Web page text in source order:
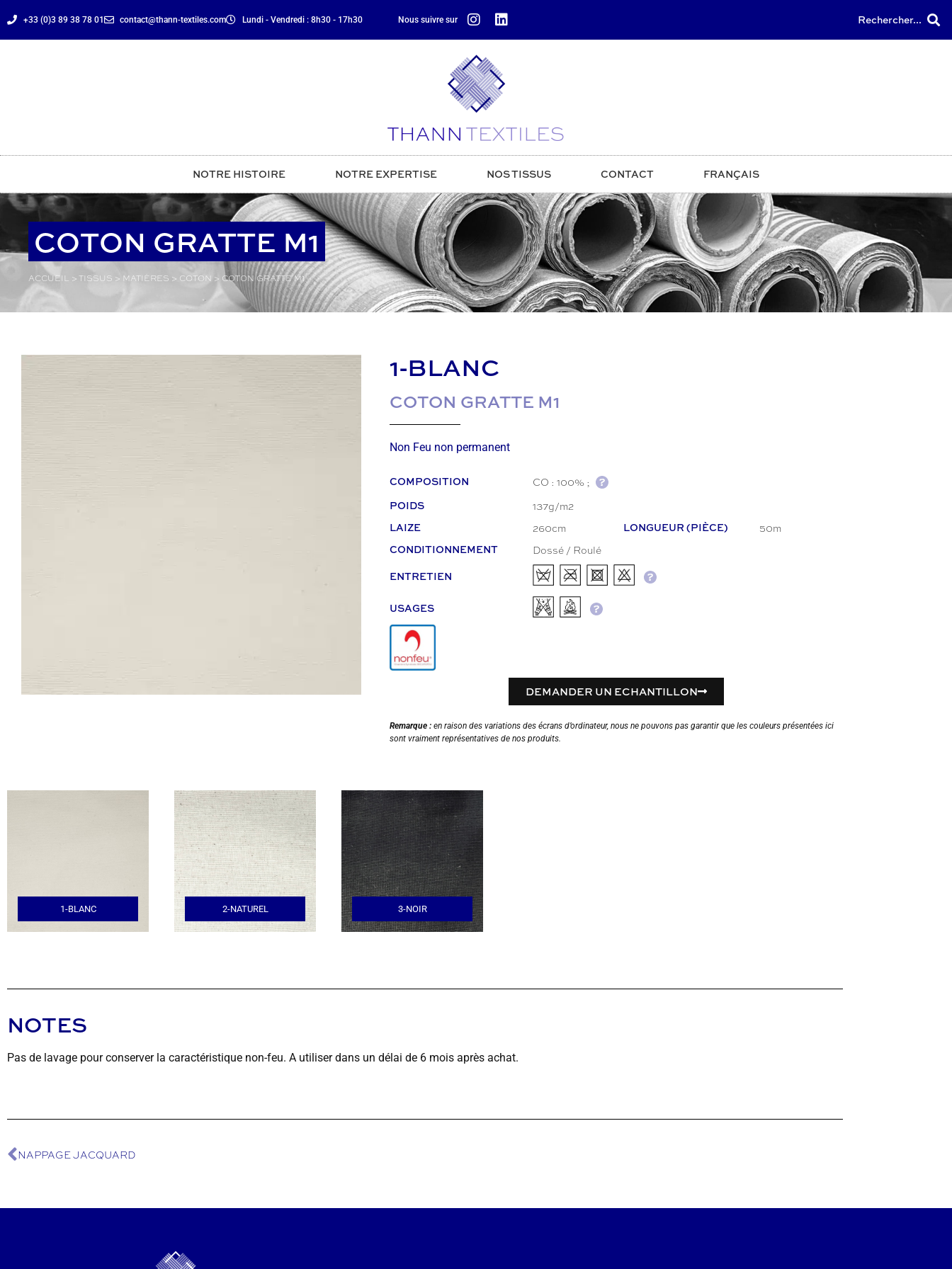
principal+33 (0)3 89 38 78 01 contact@thann-textiles.com Lundi - Vendredi : 8h30 - 17h30 Nous suivre sur Rechercher...
NOTRE HISTOIRE NOTRE EXPERTISE NOS TISSUS CONTACT FRANÇAIS
COTON GRATTE M1
ACCUEIL > TISSUS > MATIÈRES > COTON > COTON GRATTE M1
1-BLANC
COTON GRATTE M1
Non Feu non permanent
COMPOSITION CO : 100% ;
POIDS 137g/m2
LAIZE 260cm LONGUEUR (PIÈCE) 50m
CONDITIONNEMENT Dossé / Roulé
ENTRETIEN
USAGES
DEMANDER UN ECHANTILLON
Remarque : en raison des variations des écrans d’ordinateur, nous ne pouvons pas garantir que les couleurs présentées ici
sont vraiment représentatives de nos produits.
1-BLANC 2-NATUREL 3-NOIR
NOTES
Pas de lavage pour conserver la caractéristique non-feu. A utiliser dans un délai de 6 mois après achat.
NAPPAGE JACQUARD